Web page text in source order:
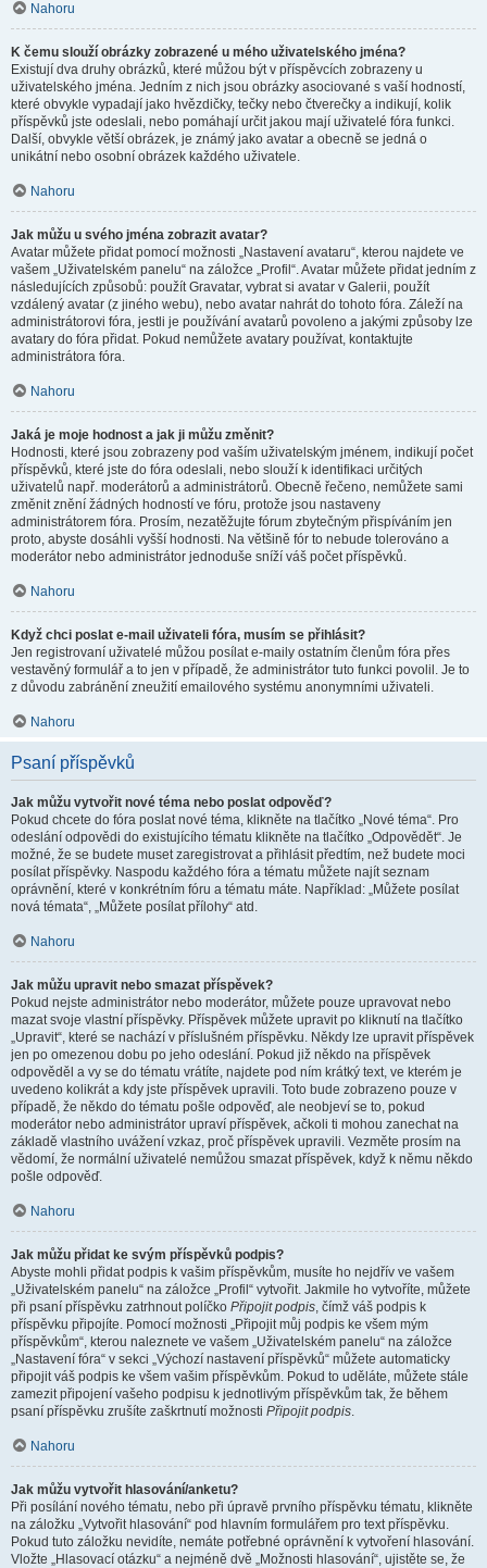
Nahoru
K čemu slouží obrázky zobrazené u mého uživatelského jména?
Existují dva druhy obrázků, které můžou být v příspěvcích zobrazeny u
uživatelského jména. Jedním z nich jsou obrázky asociované s vaší hodností,
které obvykle vypadají jako hvězdičky, tečky nebo čtverečky a indikují, kolik
příspěvků jste odeslali, nebo pomáhají určit jakou mají uživatelé fóra funkci.
Další, obvykle větší obrázek, je známý jako avatar a obecně se jedná o
unikátní nebo osobní obrázek každého uživatele.
Nahoru
Jak můžu u svého jména zobrazit avatar?
Avatar můžete přidat pomocí možnosti „Nastavení avataru“, kterou najdete ve
vašem „Uživatelském panelu“ na záložce „Profil“. Avatar můžete přidat jedním z
následujících způsobů: použít Gravatar, vybrat si avatar v Galerii, použít
vzdálený avatar (z jiného webu), nebo avatar nahrát do tohoto fóra. Záleží na
administrátorovi fóra, jestli je používání avatarů povoleno a jakými způsoby lze
avatary do fóra přidat. Pokud nemůžete avatary používat, kontaktujte
administrátora fóra.
Nahoru
Jaká je moje hodnost a jak ji můžu změnit?
Hodnosti, které jsou zobrazeny pod vaším uživatelským jménem, indikují počet
příspěvků, které jste do fóra odeslali, nebo slouží k identifikaci určitých
uživatelů např. moderátorů a administrátorů. Obecně řečeno, nemůžete sami
změnit znění žádných hodností ve fóru, protože jsou nastaveny
administrátorem fóra. Prosím, nezatěžujte fórum zbytečným přispíváním jen
proto, abyste dosáhli vyšší hodnosti. Na většině fór to nebude tolerováno a
moderátor nebo administrátor jednoduše sníží váš počet příspěvků.
Nahoru
Když chci poslat e-mail uživateli fóra, musím se přihlásit?
Jen registrovaní uživatelé můžou posílat e-maily ostatním členům fóra přes
vestavěný formulář a to jen v případě, že administrátor tuto funkci povolil. Je to
z důvodu zabránění zneužití emailového systému anonymními uživateli.
Nahoru
Psaní příspěvků
Jak můžu vytvořit nové téma nebo poslat odpověď?
Pokud chcete do fóra poslat nové téma, klikněte na tlačítko „Nové téma“. Pro
odeslání odpovědi do existujícího tématu klikněte na tlačítko „Odpovědět“. Je
možné, že se budete muset zaregistrovat a přihlásit předtím, než budete moci
posílat příspěvky. Naspodu každého fóra a tématu můžete najít seznam
oprávnění, které v konkrétním fóru a tématu máte. Například: „Můžete posílat
nová témata“, „Můžete posílat přílohy“ atd.
Nahoru
Jak můžu upravit nebo smazat příspěvek?
Pokud nejste administrátor nebo moderátor, můžete pouze upravovat nebo
mazat svoje vlastní příspěvky. Příspěvek můžete upravit po kliknutí na tlačítko
„Upravit“, které se nachází v příslušném příspěvku. Někdy lze upravit příspěvek
jen po omezenou dobu po jeho odeslání. Pokud již někdo na příspěvek
odpověděl a vy se do tématu vrátíte, najdete pod ním krátký text, ve kterém je
uvedeno kolikrát a kdy jste příspěvek upravili. Toto bude zobrazeno pouze v
případě, že někdo do tématu pošle odpověď, ale neobjeví se to, pokud
moderátor nebo administrátor upraví příspěvek, ačkoli ti mohou zanechat na
základě vlastního uvážení vzkaz, proč příspěvek upravili. Vezměte prosím na
vědomí, že normální uživatelé nemůžou smazat příspěvek, když k němu někdo
pošle odpověď.
Nahoru
Jak můžu přidat ke svým příspěvků podpis?
Abyste mohli přidat podpis k vašim příspěvkům, musíte ho nejdřív ve vašem
„Uživatelském panelu“ na záložce „Profil“ vytvořit. Jakmile ho vytvoříte, můžete
při psaní příspěvku zatrhnout políčko Připojit podpis, čímž váš podpis k
příspěvku připojíte. Pomocí možnosti „Připojit můj podpis ke všem mým
příspěvkům“, kterou naleznete ve vašem „Uživatelském panelu“ na záložce
„Nastavení fóra“ v sekci „Výchozí nastavení příspěvků“ můžete automaticky
připojit váš podpis ke všem vašim příspěvkům. Pokud to uděláte, můžete stále
zamezit připojení vašeho podpisu k jednotlivým příspěvkům tak, že během
psaní příspěvku zrušíte zaškrtnutí možnosti Připojit podpis.
Nahoru
Jak můžu vytvořit hlasování/anketu?
Při posílání nového tématu, nebo při úpravě prvního příspěvku tématu, klikněte
na záložku „Vytvořit hlasování“ pod hlavním formulářem pro text příspěvku.
Pokud tuto záložku nevidíte, nemáte potřebné oprávnění k vytvoření hlasování.
Vložte „Hlasovací otázku“ a nejméně dvě „Možnosti hlasování“, ujistěte se, že